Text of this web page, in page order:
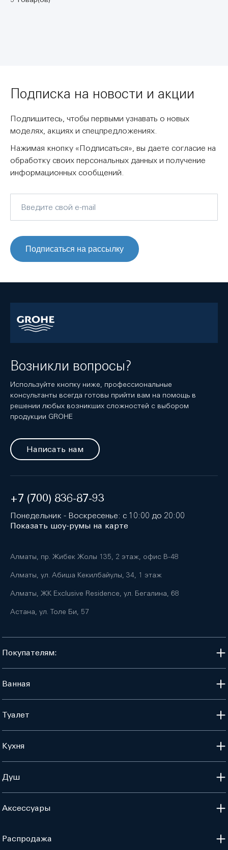
Подписка на новости и акции
Подпишитесь, чтобы первыми узнавать о новых
моделях, акциях и спецпредложениях.
Нажимая кнопку «Подписаться», вы даете согласие на
обработку своих персональных данных и получение
информационных сообщений.
Подписаться на рассылку
Возникли вопросы?
Используйте кнопку ниже, профессиональные
консультанты всегда готовы прийти вам на помощь в
решении любых возникших сложностей с выбором
продукции GROHE
Написать нам
+7 (700) 836-87-93
Понедельник - Воскресенье: с 10:00 до 20:00
Показать шоу-румы на карте
Алматы, пр. Жибек Жолы 135, 2 этаж, офис B-48
Алматы, ул. Абиша Кекилбайулы, 34, 1 этаж
Алматы, ЖК Exclusive Residence, ул. Бегалина, 68
Астана, ул. Толе Би, 57
Покупателям:
Ванная
Туалет
Кухня
Душ
Аксессуары
Распродажа